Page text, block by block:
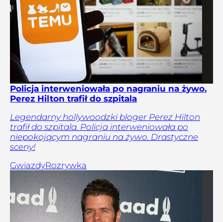
Policja interweniowała po nagraniu na żywo.
Perez Hilton trafił do szpitala
Legendarny hollywoodzki bloger Perez Hilton
trafił do szpitala. Policja interweniowała po
niepokojącym nagraniu na żywo. Drastyczne
sceny!
GwiazdyRozrywka